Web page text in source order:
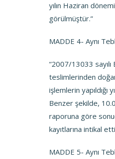
yılın Haziran
görülmüştür.”
MADDE 4- Aynı
“2007/13033 sayılı
teslimlerinden
işlemlerin yapıldığı
Benzer şekilde,
raporuna göre
kayıtlarına intikal
MADDE 5- Aynı